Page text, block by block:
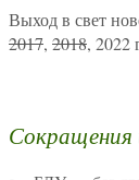
Выход в свет
2017, 2018, 2022
Сокращения